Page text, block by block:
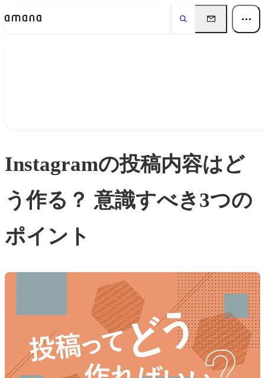
Instagramの投稿内容はど
う作る？ 意識すべき3つの
ポイント